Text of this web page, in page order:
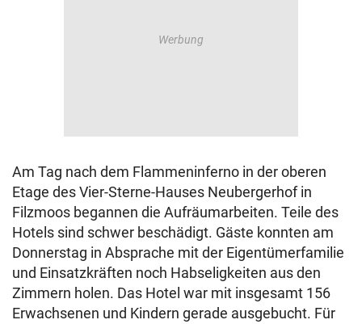
Am Tag nach dem Flammeninferno in der oberen
Etage des Vier-Sterne-Hauses Neubergerhof in
Filzmoos begannen die Aufräumarbeiten. Teile des
Hotels sind schwer beschädigt. Gäste konnten am
Donnerstag in Absprache mit der Eigentümerfamilie
und Einsatzkräften noch Habseligkeiten aus den
Zimmern holen. Das Hotel war mit insgesamt 156
Erwachsenen und Kindern gerade ausgebucht. Für